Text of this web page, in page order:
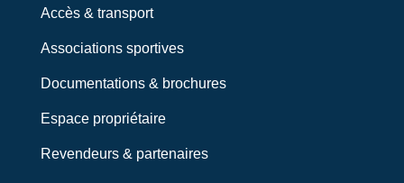
Accès & transport
Associations sportives
Documentations & brochures
Espace propriétaire
Revendeurs & partenaires